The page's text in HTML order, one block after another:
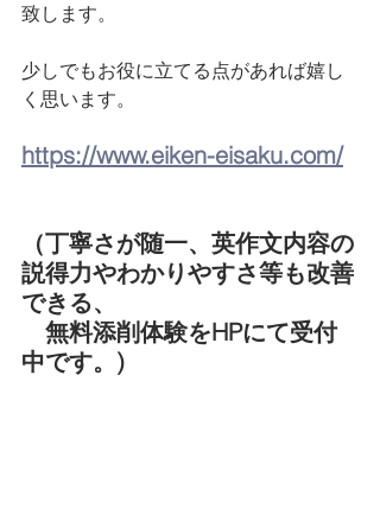
致します。
少しでもお役に立てる点があれば嬉し
く思います。
https://www.eiken-eisaku.com/
（丁寧さが随一、英作文内容の
説得力やわかりやすさ等も改善
できる、
無料添削体験をHPにて受付
中です。)